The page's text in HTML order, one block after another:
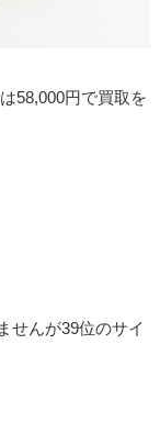
58,000円で買取を
せんが39位のサイ